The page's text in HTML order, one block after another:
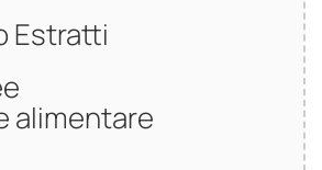
Estratti
alimentare